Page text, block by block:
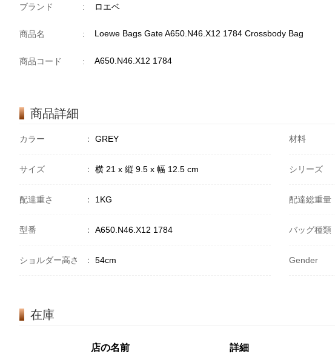
ブランド : ロエベ
商品名 : Loewe Bags Gate A650.N46.X12 1784 Crossbody Bag
商品コード : A650.N46.X12 1784
商品詳細
カラー ： GREY 材料
サイズ ： 横 21 x 縦 9.5 x 幅 12.5 cm シリーズ
配達重さ ： 1KG 配達総重量
型番 ： A650.N46.X12 1784 バッグ種類
ショルダー高さ ： 54cm Gender
在庫
店の名前 詳細